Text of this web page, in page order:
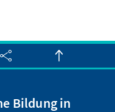
Bildung in